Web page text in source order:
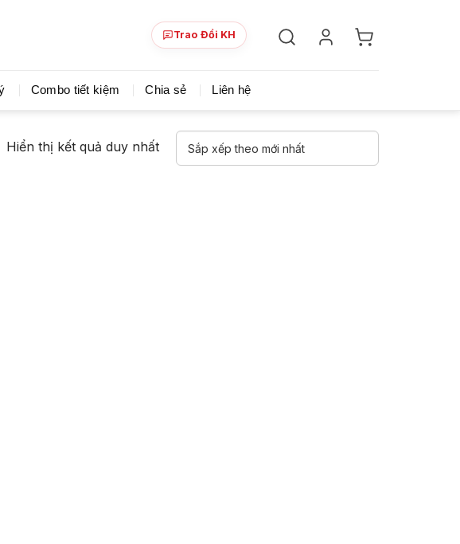
tiến bộ hơn mỗi ngày! Chia sẻ khoá học giá rẻ cho những ai hạn hẹp
Trao Đổi KH
Combo tiết kiệm Chia sẻ Liên hệ
Hiển thị kết quả duy nhất